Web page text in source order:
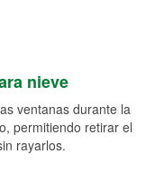
nieve
ventanas durante la
permitiendo retirar el
rayarlos.